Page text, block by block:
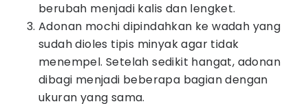
berubah menjadi kalis dan lengket.
Adonan mochi dipindahkan ke wadah yang
sudah dioles tipis minyak agar tidak
menempel. Setelah sedikit hangat, adonan
dibagi menjadi beberapa bagian dengan
ukuran yang sama.